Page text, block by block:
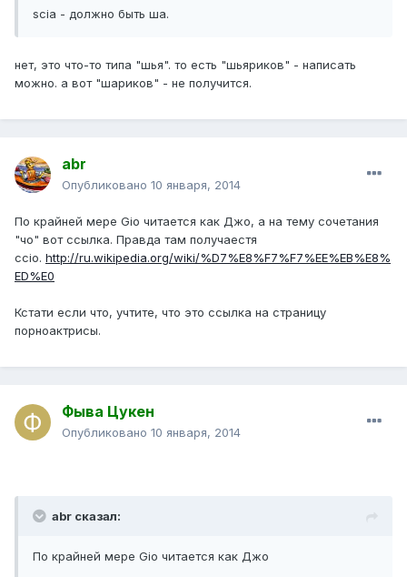
scia - должно быть ша.
нет, это что-то типа "шья". то есть "шьяриков" - написать
можно. а вот "шариков" - не получится.
abr
Опубликовано 10 января, 2014
По крайней мере Gio читается как Джо, а на тему сочетания
"чо" вот ссылка. Правда там получаестя
ссio. http://ru.wikipedia.org/wiki/%D7%E8%F7%F7%EE%EB%E8%
ED%E0
Кстати если что, учтите, что это ссылка на страницу
порноактрисы.
Фыва Цукен
Опубликовано 10 января, 2014
abr сказал:
По крайней мере Gio читается как Джо